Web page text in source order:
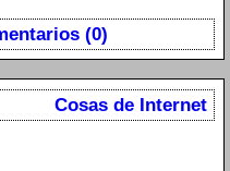
(0)
Cosas de Internet